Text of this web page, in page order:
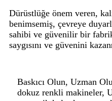
Dürüstlüğe önem veren,
benimsemiş, çevreye
sahibi ve güvenilir bir
saygısını ve güvenini
Baskıcı Olun, Uzman
dokuz renkli makineler,